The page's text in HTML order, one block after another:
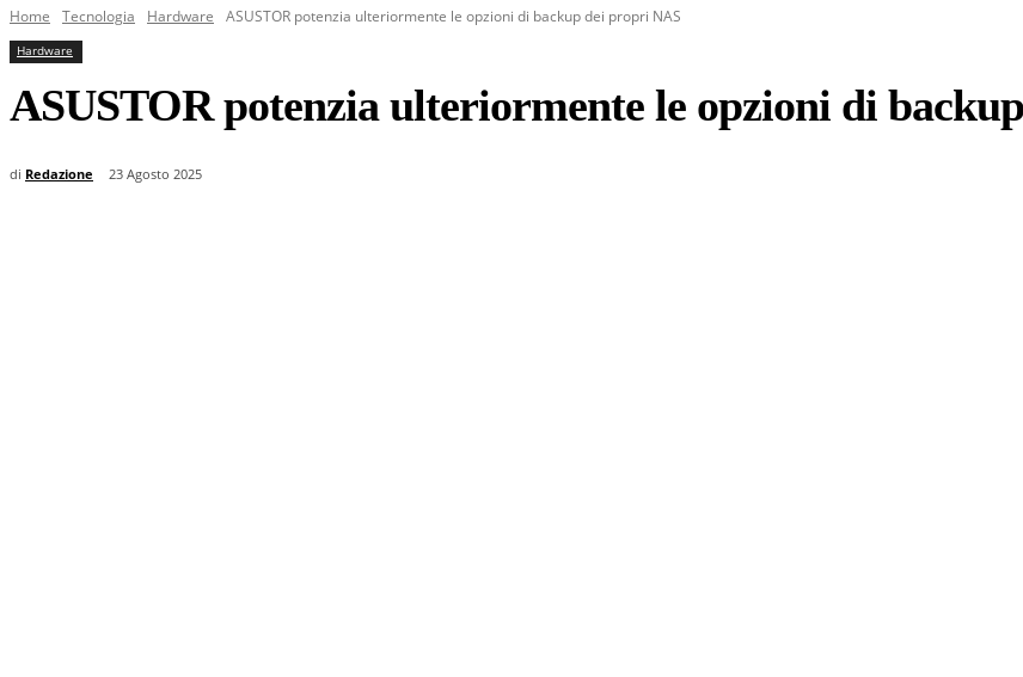
Home Tecnologia Hardware ASUSTOR potenzia ulteriormente le opzioni di backup dei propri NAS
Hardware
ASUSTOR potenzia ulteriormente le opzioni di
di Redazione 23 Agosto 2025